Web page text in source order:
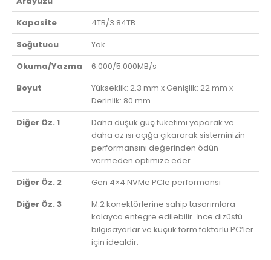
Kapasite
4TB/3.84TB
Soğutucu
Yok
Okuma/Yazma
6.000/5.000MB/s
Boyut
Yükseklik: 2.3 mm x Genişlik: 22 mm x
Derinlik: 80 mm
Diğer Öz. 1
Daha düşük güç tüketimi yaparak ve
daha az ısı açığa çıkararak sisteminizin
performansını değerinden ödün
vermeden optimize eder.
Diğer Öz. 2
Gen 4×4 NVMe PCIe performansı
Diğer Öz. 3
M.2 konektörlerine sahip tasarımlara
kolayca entegre edilebilir. İnce dizüstü
bilgisayarlar ve küçük form faktörlü PC’ler
için idealdir.